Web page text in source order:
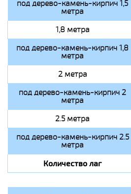
под дерево-камень-кирпич 1,5
метра
1,8 метра
под дерево-камень-кирпич 1,8
метра
2 метра
под дерево-камень-кирпич 2
метра
2.5 метра
под дерево-камень-кирпич 2.5
метра
Количество лаг